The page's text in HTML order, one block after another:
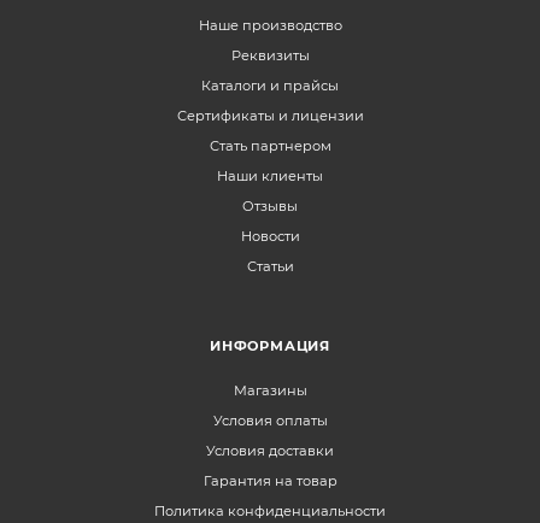
Наше производство
Реквизиты
Каталоги и прайсы
Сертификаты и лицензии
Стать партнером
Наши клиенты
Отзывы
Новости
Статьи
ИНФОРМАЦИЯ
Магазины
Условия оплаты
Условия доставки
Гарантия на товар
Политика конфиденциальности